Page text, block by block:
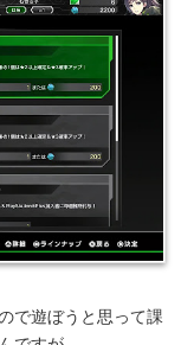
で遊ぼうと思って課